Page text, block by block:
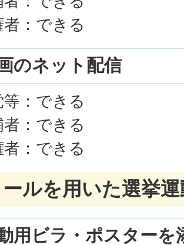
：できる
のネット配信
：できる
：できる
：できる
ルを用いた選挙
用ビラ・ポスターを